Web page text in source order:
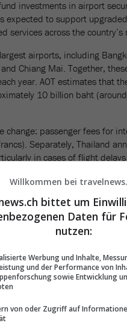
investments in airport
expected to support
services across the country’s
airports, including
Chiang Mai. Together,
year. AOT estimates that
10 billion baht
passenger fees for
Separately, Thailand
in cases of flight
Willkommen bei
bittet um
Daten für
nutzen:
Werbung und Inhalte,
und der Performance von
sowie Entwicklung
von oder Zugriff auf